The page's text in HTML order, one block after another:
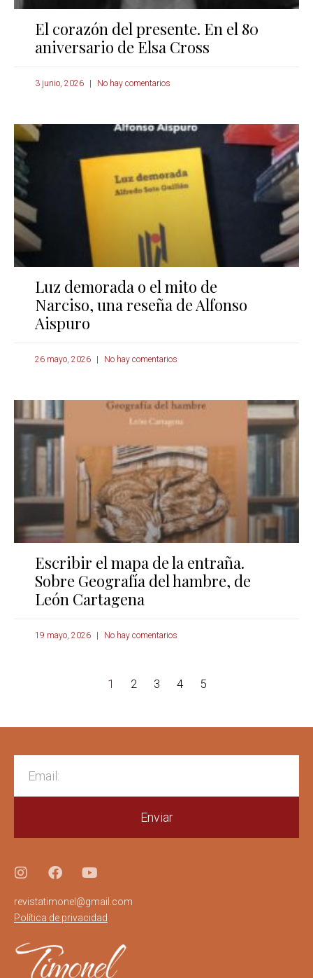
El corazón del presente. En el 80
aniversario de Elsa Cross
3 junio, 2026 No hay comentarios
Luz demorada o el mito de
Narciso, una reseña de Alfonso
Aispuro
26 mayo, 2026 No hay comentarios
Escribir el mapa de la entraña.
Sobre Geografía del hambre, de
León Cartagena
19 mayo, 2026 No hay comentarios
1 2 3 4 5
Enviar
revistatimonel@gmail.com
Política de privacidad